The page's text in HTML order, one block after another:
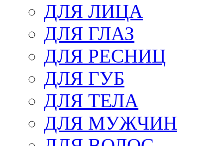
ДЛЯ ЛИЦА
ДЛЯ ГЛАЗ
ДЛЯ РЕСНИЦ
ДЛЯ ГУБ
ДЛЯ ТЕЛА
ДЛЯ МУЖЧИН